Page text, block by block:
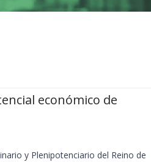
económico de
y Plenipotenciario del Reino de